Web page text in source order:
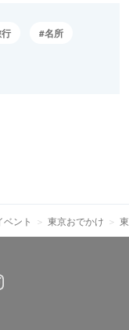
名所
ベント 東京おでかけ